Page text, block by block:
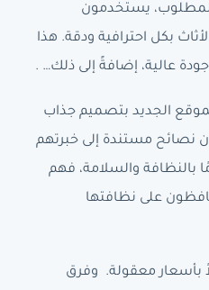
يستخدمون
بكل احترافية ودقة. هذا
عالية، إضافةً إلى ذلك… .
الجديد بتصميم جذاب
نصائح مستندة إلى خبرتهم
بالنظافة والسلامة، فهم
على نظافتها
بأسعار معقولة. وفرق